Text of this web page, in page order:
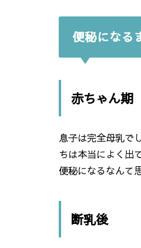
便秘になる
赤ちゃん期
息子は完全母乳で
ちは本当によく出
便秘になるなんて
断乳後